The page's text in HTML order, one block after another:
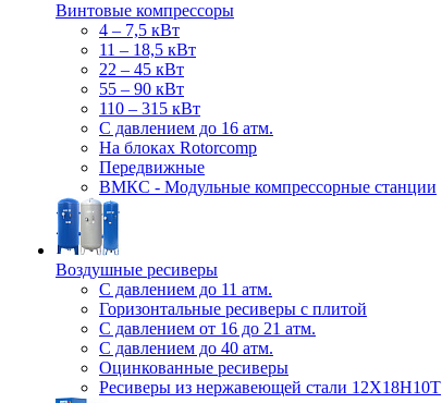
Винтовые компрессоры
4 – 7,5 кВт
11 – 18,5 кВт
22 – 45 кВт
55 – 90 кВт
110 – 315 кВт
С давлением до 16 атм.
На блоках Rotorcomp
Передвижные
ВМКС - Модульные компрессорные станции
Воздушные ресиверы
С давлением до 11 атм.
Горизонтальные ресиверы с плитой
С давлением от 16 до 21 атм.
С давлением до 40 атм.
Оцинкованные ресиверы
Ресиверы из нержавеющей стали 12Х18Н10Т